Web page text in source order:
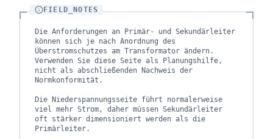
FIELD_NOTES
Die Anforderungen an Primär- und Sekundärleiter
können sich je nach Anordnung des
Überstromschutzes am Transformator ändern.
Verwenden Sie diese Seite als Planungshilfe,
nicht als abschließenden Nachweis der
Normkonformität.
Die Niederspannungsseite führt normalerweise
viel mehr Strom, daher müssen Sekundärleiter
oft stärker dimensioniert werden als die
Primärleiter.